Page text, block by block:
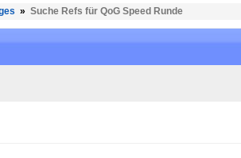
» Suche Refs für QoG Speed Runde